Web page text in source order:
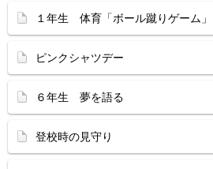
１年生 体育「ボール蹴りゲーム」
ピンクシャツデー
６年生 夢を語る
登校時の見守り